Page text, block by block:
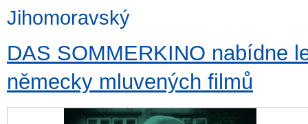
Jihomoravský
DAS SOMMERKINO nabídne
německy mluvených filmů